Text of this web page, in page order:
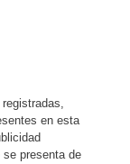
en esta
presenta de